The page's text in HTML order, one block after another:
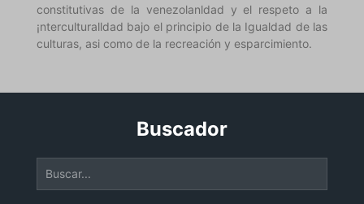
constitutivas de la venezolanldad y el respeto a la
¡nterculturalldad bajo el principio de la Igualdad de las
culturas, asi como de la recreación y esparcimiento.
Buscador